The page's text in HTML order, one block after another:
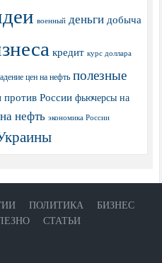
военный деньги добыча
кредит курс доллара
цен на нефть полезные
против России фьючерсы на
нефть экономика России
ПОЛИТИКА
БИЗНЕС
СТАТЬИ